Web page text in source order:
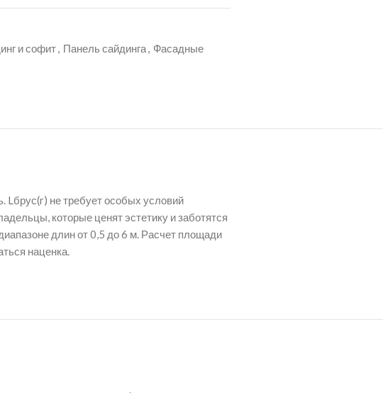
и софит, Панель сайдинга, Фасадные
Lбрус(r) не требует особых условий
которые ценят эстетику и заботятся
длин от 0,5 до 6 м. Расчет площади
наценка.